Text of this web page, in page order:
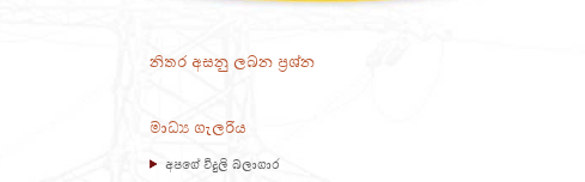
නිතර අසනු ලබන ප්‍රශ්න
මාධ්‍ය ගැලරිය
අපගේ විදුලි බලාගාර